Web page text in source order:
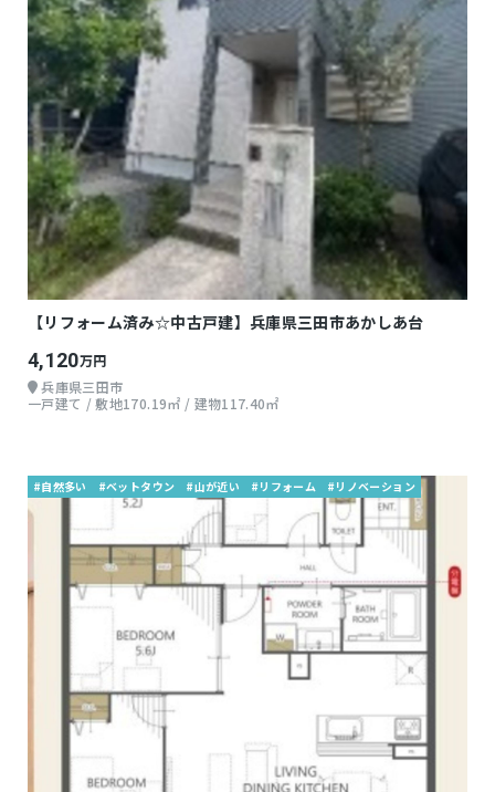
【リフォーム済み☆中古戸建】兵庫県三田市あかしあ台
4,120万円
兵庫県三田市
一戸建て / 敷地170.19㎡ / 建物117.40㎡
#自然多い #ベットタウン #山が近い #リフォーム #リノベーション